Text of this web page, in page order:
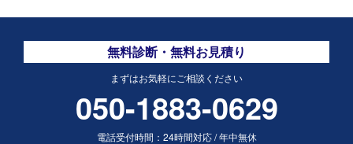
無料診断・無料お見積り
まずはお気軽にご相談ください
050-1883-0629
電話受付時間： 24時間対応/年中無休